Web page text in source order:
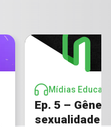
Mídias
Ep. 5 –
sexualidade